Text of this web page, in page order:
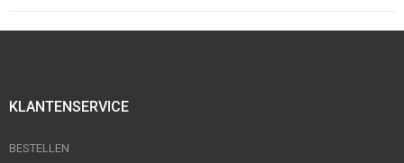
KLANTENSERVICE
BESTELLEN